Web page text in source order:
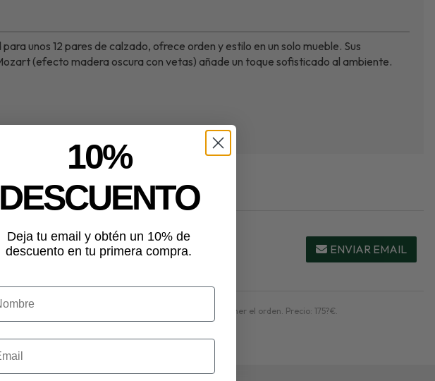
Mozart. Elegante, práctico y perfecto para mantener el orden. Precio: 175?€.
en colores: blanco; mozart.
unos 12 pares de calzado, ofrece orden y estilo en un solo mueble. Sus
(efecto madera oscura con vetas) añade un toque sofisticado al ambiente.
ENVIAR EMAIL
10%
DESCUENTO
Deja tu email y obtén un 10% de
descuento en tu primera compra.